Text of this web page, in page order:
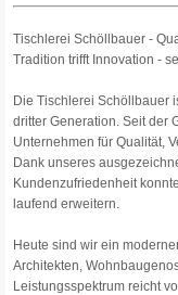
Tischlerei Schöllbauer -
Tradition trifft Innovation -
Die Tischlerei Schöllbauer
dritter Generation. Seit der
Unternehmen für Qualität,
Dank unseres
Kundenzufriedenheit
laufend erweitern.
Heute sind wir ein
Architekten,
Leistungsspektrum reicht